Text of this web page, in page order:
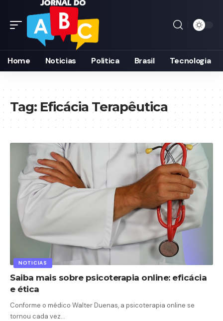
Home Noticias Politica Brasil Tecnologia
Tag: Eficácia Terapêutica
NOTICIAS
Saiba mais sobre psicoterapia online: eficácia
e ética
Conforme o médico Walter Duenas, a psicoterapia online se
tornou cada vez…